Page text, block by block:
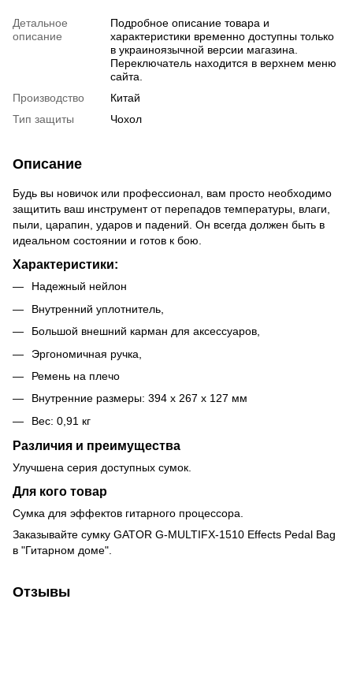
Детальное
описание
Подробное описание товара и
характеристики временно доступны только
в украиноязычной версии магазина.
Переключатель находится в верхнем меню
сайта.
Производство
Китай
Тип защиты
Чохол
Описание
Будь вы новичок или профессионал, вам просто необходимо
защитить ваш инструмент от перепадов температуры, влаги,
пыли, царапин, ударов и падений. Он всегда должен быть в
идеальном состоянии и готов к бою.
Характеристики:
Надежный нейлон
Внутренний уплотнитель,
Большой внешний карман для аксессуаров,
Эргономичная ручка,
Ремень на плечо
Внутренние размеры: 394 х 267 х 127 мм
Вес: 0,91 кг
Различия и преимущества
Улучшена серия доступных сумок.
Для кого товар
Сумка для эффектов гитарного процессора.
Заказывайте сумку GATOR G-MULTIFX-1510 Effects Pedal Bag
в "Гитарном доме".
Отзывы